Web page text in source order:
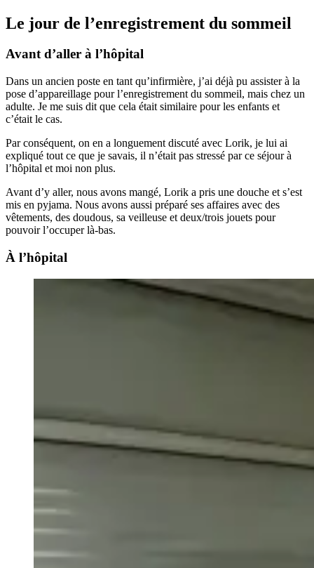
Le jour de l’enregistrement du sommeil
Avant d’aller à l’hôpital
Dans un ancien poste en tant qu’infirmière, j’ai déjà pu assister à la
pose d’appareillage pour l’enregistrement du sommeil, mais chez un
adulte. Je me suis dit que cela était similaire pour les enfants et
c’était le cas.
Par conséquent, on en a longuement discuté avec Lorik, je lui ai
expliqué tout ce que je savais, il n’était pas stressé par ce séjour à
l’hôpital et moi non plus.
Avant d’y aller, nous avons mangé, Lorik a pris une douche et s’est
mis en pyjama. Nous avons aussi préparé ses affaires avec des
vêtements, des doudous, sa veilleuse et deux/trois jouets pour
pouvoir l’occuper là-bas.
À l’hôpital